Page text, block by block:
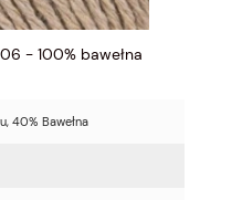
- 100% bawełna
40% Bawełna